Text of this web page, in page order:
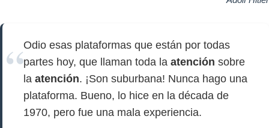
Odio esas plataformas que están por todas
partes hoy, que llaman toda la atención sobre
la atención. ¡Son suburbana! Nunca hago una
plataforma. Bueno, lo hice en la década de
1970, pero fue una mala experiencia.